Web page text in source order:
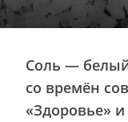
Соль —
со времён
«Здоровье»